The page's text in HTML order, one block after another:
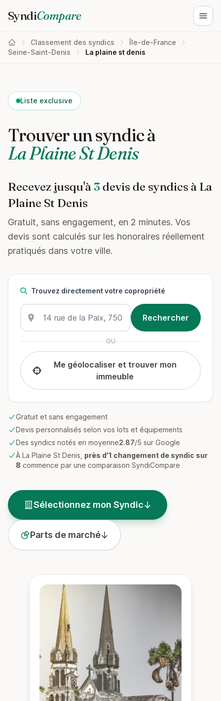
SyndiCompare
Classement des syndics
Île-de-France
Seine-Saint-Denis
La plaine st denis
Liste exclusive
Trouver un syndic à
La Plaine St Denis
Recevez jusqu'à 3devis de syndics à La
Plaine St Denis
Gratuit, sans engagement, en 2 minutes. Vos
devis sont calculés sur les honoraires réellement
pratiqués dans votre ville.
Trouvez directement votre copropriété
OU
Me géolocaliser et trouver mon
immeuble
Gratuit et sans engagement
Devis personnalisés selon vos lots et équipements
Des syndics notés en moyenne2.87/5 sur Google
À La Plaine St Denis, près d'1 changement de syndic sur
8 commence par une comparaison SyndiCompare
Sélectionnez mon Syndic
Parts de marché